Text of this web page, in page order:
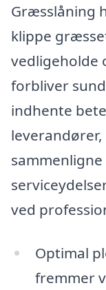
Græsslåning
klippe
vedligeholde
forbliver
indhente
ved
Optimal
fremmer